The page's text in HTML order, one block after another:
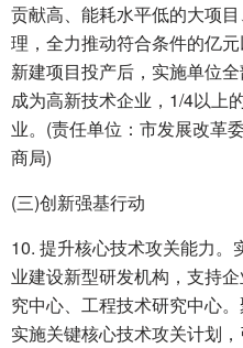
贡献高、能耗水平低的大项
理，全力推动符合条件的亿
新建项目投产后，实施单位
成为高新技术企业，1/4以上
业。(责任单位：市发展改革
商局)
(三)创新强基行动
10. 提升核心技术攻关能力。
业建设新型研发机构，支持
究中心、工程技术研究中心
实施关键核心技术攻关计划